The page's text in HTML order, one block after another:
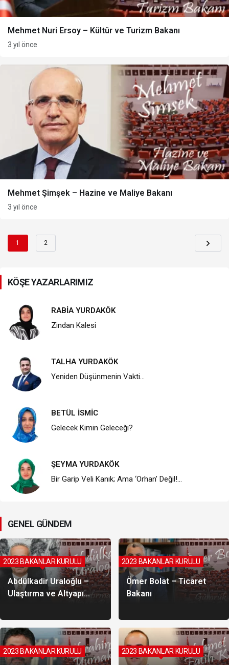
Mehmet Nuri Ersoy – Kültür ve Turizm Bakanı
3 yıl önce
Mehmet Şimşek – Hazine ve Maliye Bakanı
3 yıl önce
1 2
KÖŞE YAZARLARIMIZ
RABİA YURDAKÖK
Zindan Kalesi
TALHA YURDAKÖK
Yeniden Düşünmenin Vakti…
BETÜL İSMİC
Gelecek Kimin Geleceği?
ŞEYMA YURDAKÖK
Bir Garip Veli Kanık; Ama ‘Orhan’ Değil!…
GENEL GÜNDEM
Abdülkadir Uraloğlu –
Ulaştırma ve Altyapı
2023 BAKANLAR KURULU
Ömer Bolat – Ticaret
Bakanı
2023 BAKANLAR KURULU
2023 BAKANLAR KURULU 2023 BAKANLAR KURULU